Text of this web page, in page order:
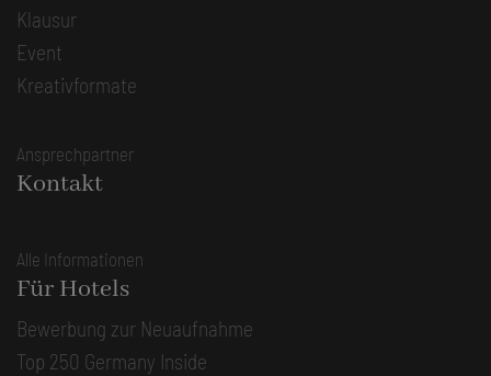
Klausur
Event
Kreativformate
Ansprechpartner
Kontakt
Alle Informationen
Für Hotels
Bewerbung zur Neuaufnahme
Top 250 Germany Inside